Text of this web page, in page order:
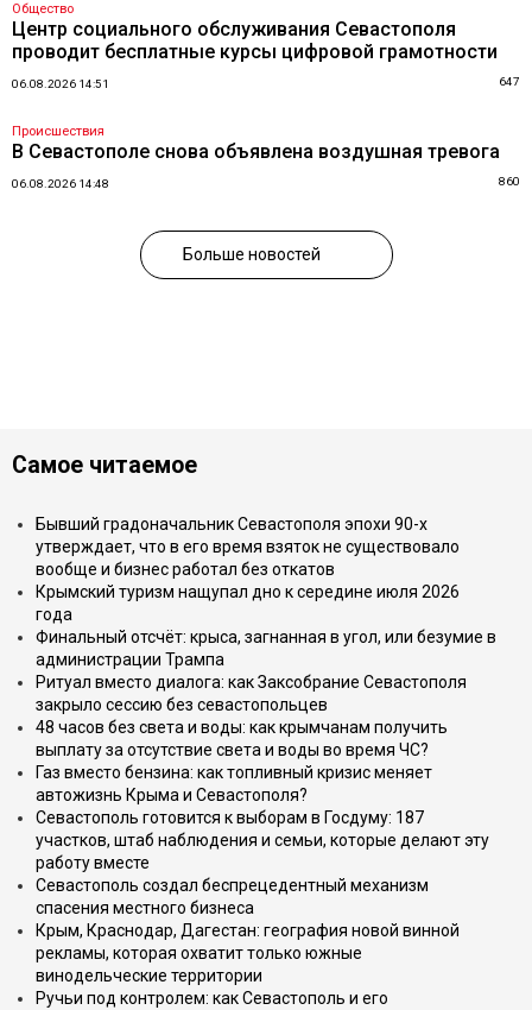
Общество
Центр социального обслуживания Севастополя
проводит бесплатные курсы цифровой грамотности
06.08.2026 14:51 647
Происшествия
В Севастополе снова объявлена воздушная тревога
06.08.2026 14:48 860
Больше новостей
Самое читаемое
Бывший градоначальник Севастополя эпохи 90-х
утверждает, что в его время взяток не существовало
вообще и бизнес работал без откатов
Крымский туризм нащупал дно к середине июля 2026
года
Финальный отсчёт: крыса, загнанная в угол, или безумие в
администрации Трампа
Ритуал вместо диалога: как Заксобрание Севастополя
закрыло сессию без севастопольцев
48 часов без света и воды: как крымчанам получить
выплату за отсутствие света и воды во время ЧС?
Газ вместо бензина: как топливный кризис меняет
автожизнь Крыма и Севастополя?
Севастополь готовится к выборам в Госдуму: 187
участков, штаб наблюдения и семьи, которые делают эту
работу вместе
Севастополь создал беспрецедентный механизм
спасения местного бизнеса
Крым, Краснодар, Дагестан: география новой винной
рекламы, которая охватит только южные
винодельческие территории
Ручьи под контролем: как Севастополь и его